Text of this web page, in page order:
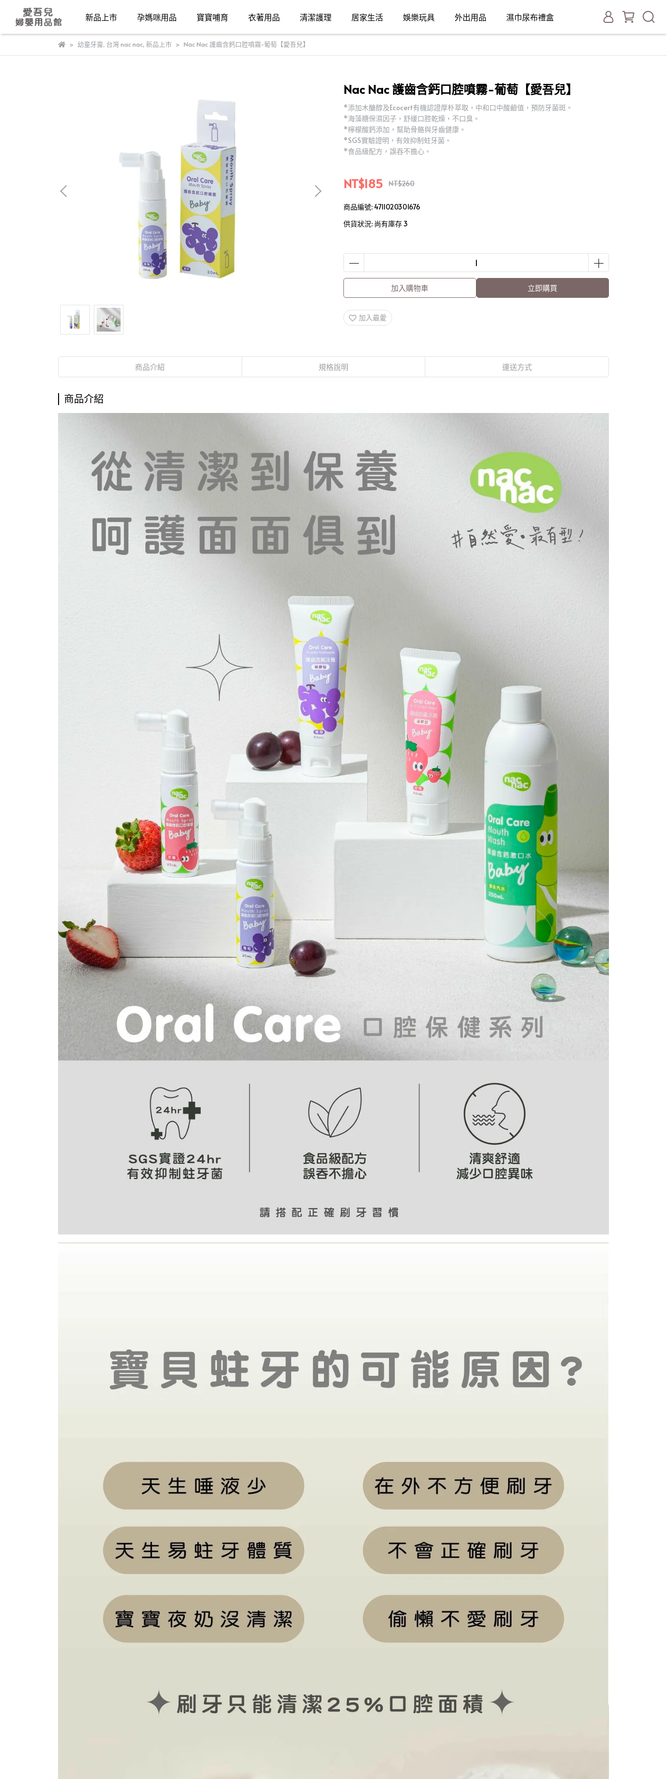
新品上市 孕媽咪用品 寶寶哺育 衣著用品 清潔護理 居家生活 娛樂玩具 外出用品 濕巾尿布禮盒
幼童牙膏, 台灣 nac nac, 新品上市 Nac Nac 護齒含鈣口腔噴霧-葡萄【愛吾兒】
Nac Nac 護齒含鈣口腔噴霧-葡萄【愛吾兒】
*添加木醣醇及Ecocert有機認證厚朴萃取，中和口中酸鹼值，預防牙菌斑。
*海藻糖保濕因子，舒緩口腔乾燥，不口臭。
*檸檬酸鈣添加，幫助骨骼與牙齒健康。
*SGS實驗證明，有效抑制蛀牙菌。
*食品級配方，誤吞不擔心。
NT$185 NT$260
商品編號:4711020301676
供貨狀況: 尚有庫存 3
加入購物車 立即購買
加入最愛
商品介紹 規格說明 運送方式
商品介紹